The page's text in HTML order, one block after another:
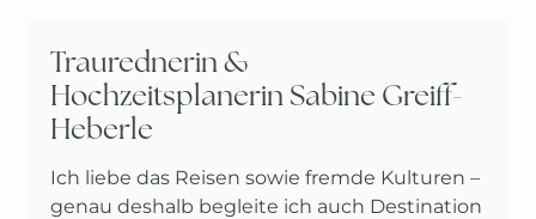
Traurednerin &
Hochzeitsplanerin Sabine Greiff-
Heberle
Ich liebe das Reisen sowie fremde Kulturen –
genau deshalb begleite ich auch Destination